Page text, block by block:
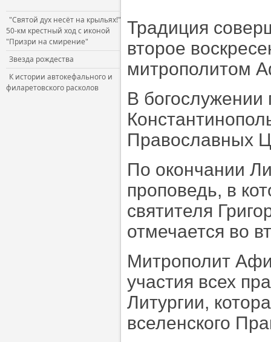
"Святой дух несёт на крыльях!"
50-км крестный ход с иконой
"Призри на смирение"
Звезда рождества
К истории автокефального и
филаретовского расколов
Традиция
второе
митрополитом
В
Православных
По окончании
проповедь, в
святителя
отмечается во
Митрополит
участия всех
Литургии,
вселенского